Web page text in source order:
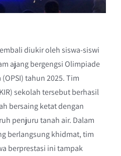
diukir oleh siswa-siswi
ajang bergengsi Olimpiade
tahun 2025. Tim
sekolah tersebut berhasil
bersaing ketat dengan
penjuru tanah air. Dalam
berlangsung khidmat, tim
berprestasi ini tampak